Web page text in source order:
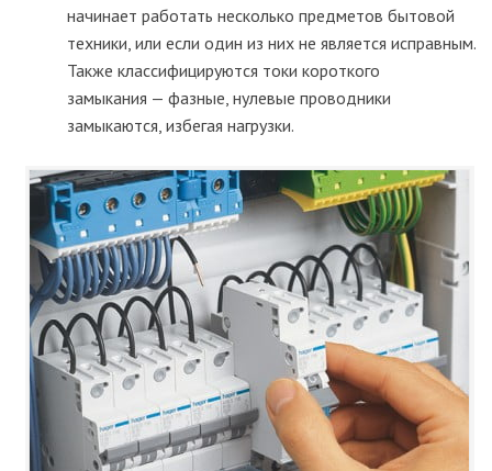
начинает работать несколько предметов бытовой
техники, или если один из них не является исправным.
Также классифицируются токи короткого
замыкания — фазные, нулевые проводники
замыкаются, избегая нагрузки.